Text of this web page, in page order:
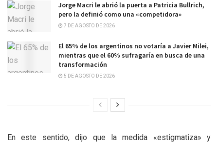
Jorge Macri le abrió la puerta a Patricia Bullrich,
pero la definió como una «competidora»
7 DE AGOSTO DE 2026
El 65% de los argentinos no votaría a Javier Milei,
mientras que el 60% sufragaría en busca de una
transformación
5 DE AGOSTO DE 2026
En este sentido, dijo que la medida «estigmatiza» y